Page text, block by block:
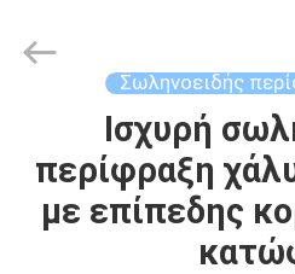
ΠΡΟΪΌΝΤΑ
προμηθευτής.
Copyright
securityfence.com.
Reserved.
Developed
Σωληνοειδής
Ισχυρή
περίφραξη
με επίπεδης